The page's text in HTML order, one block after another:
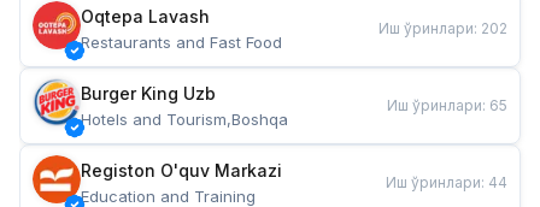
Oqtepa Lavash
Restaurants and Fast Food
Иш ўринлари: 202
Burger King Uzb
Hotels and Tourism,Boshqa
Иш ўринлари: 65
Registon O'quv Markazi
Education and Training
Иш ўринлари: 44